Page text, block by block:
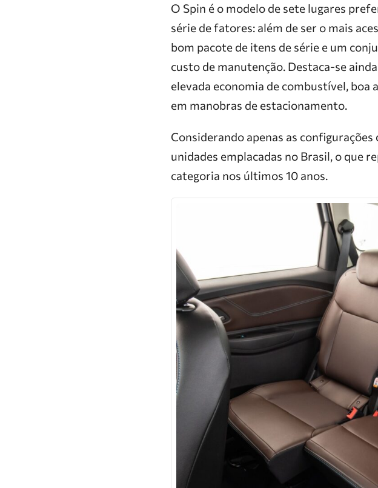
O Spin é o modelo de sete lugares
série de fatores: além de ser o mais
bom pacote de itens de série e um
custo de manutenção. Destaca-se
elevada economia de combustível,
em manobras de estacionamento.
Considerando apenas as
unidades emplacadas no Brasil, o que
categoria nos últimos 10 anos.